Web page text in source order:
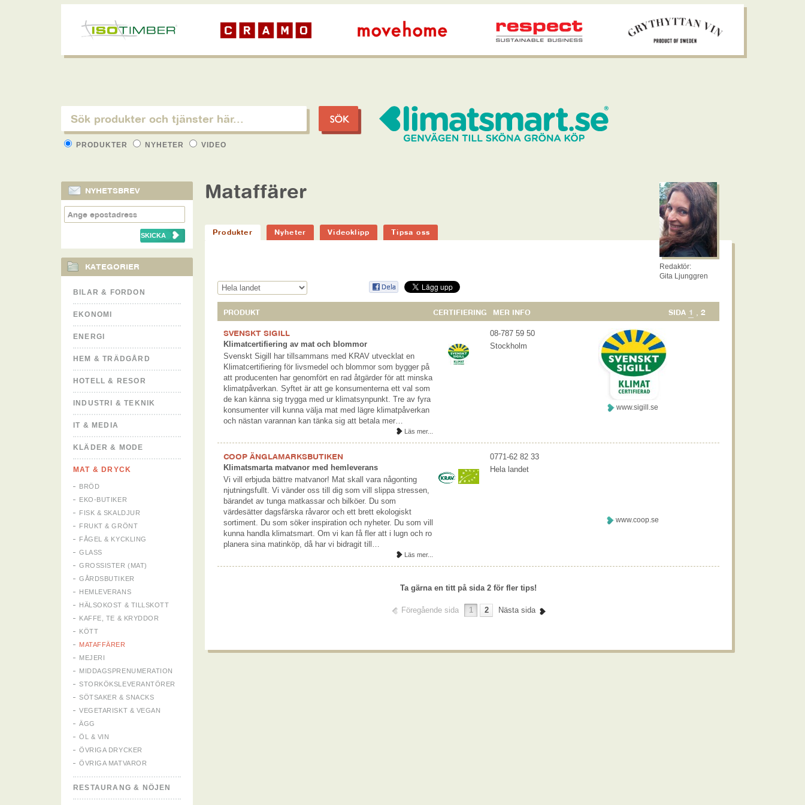
PRODUKTER NYHETER VIDEO
NYHETSBREV
KATEGORIER
BILAR & FORDON
EKONOMI
ENERGI
HEM & TRÄDGÅRD
HOTELL & RESOR
INDUSTRI & TEKNIK
IT & MEDIA
KLÄDER & MODE
MAT & DRYCK
BRÖD
EKO-BUTIKER
FISK & SKALDJUR
FRUKT & GRÖNT
FÅGEL & KYCKLING
GLASS
GROSSISTER (MAT)
GÅRDSBUTIKER
HEMLEVERANS
HÄLSOKOST & TILLSKOTT
KAFFE, TE & KRYDDOR
KÖTT
MATAFFÄRER
MEJERI
MIDDAGSPRENUMERATION
STORKÖKSLEVERANTÖRER
SÖTSAKER & SNACKS
VEGETARISKT & VEGAN
ÄGG
ÖL & VIN
ÖVRIGA DRYCKER
ÖVRIGA MATVAROR
RESTAURANG & NÖJEN
Mataffärer
Produkter Nyheter Videoklipp Tipsa oss
Redaktör:
Gita Ljunggren
PRODUKT CERTIFIERING MER INFO SIDA 1 , 2
SVENSKT SIGILL
Klimatcertifiering av mat och blommor
Svenskt Sigill har tillsammans med KRAV utvecklat en
Klimatcertifiering för livsmedel och blommor som bygger på
att producenten har genomfört en rad åtgärder för att minska
klimatpåverkan. Syftet är att ge konsumenterna ett val som
de kan känna sig trygga med ur klimatsynpunkt. Tre av fyra
konsumenter vill kunna välja mat med lägre klimatpåverkan
och nästan varannan kan tänka sig att betala mer…
Läs mer...
08-787 59 50
Stockholm
www.sigill.se
COOP ÄNGLAMARKSBUTIKEN
Klimatsmarta matvanor med hemleverans
Vi vill erbjuda bättre matvanor! Mat skall vara någonting
njutningsfullt. Vi vänder oss till dig som vill slippa stressen,
bärandet av tunga matkassar och bilköer. Du som
värdesätter dagsfärska råvaror och ett brett ekologiskt
sortiment. Du som söker inspiration och nyheter. Du som vill
kunna handla klimatsmart. Om vi kan få fler att i lugn och ro
planera sina matinköp, då har vi bidragit till…
Läs mer...
0771-62 82 33
Hela landet
www.coop.se
Ta gärna en titt på sida 2 för fler tips!
Föregående sida 1 2 Nästa sida